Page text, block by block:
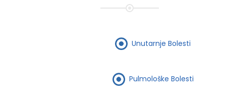
Unutarnje Bolesti
Pulmološke Bolesti